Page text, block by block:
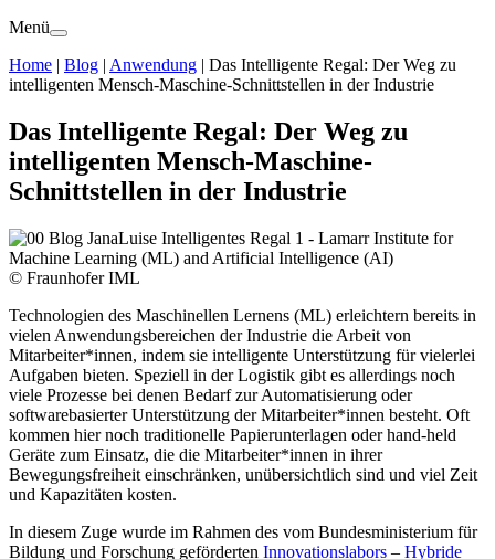
Menü
Home | Blog | Anwendung | Das Intelligente Regal: Der Weg zu
intelligenten Mensch-Maschine-Schnittstellen in der Industrie
Das Intelligente Regal: Der Weg zu
intelligenten Mensch-Maschine-
Schnittstellen in der Industrie
© Fraunhofer IML
Technologien des Maschinellen Lernens (ML) erleichtern bereits in
vielen Anwendungsbereichen der Industrie die Arbeit von
Mitarbeiter*innen, indem sie intelligente Unterstützung für vielerlei
Aufgaben bieten. Speziell in der Logistik gibt es allerdings noch
viele Prozesse bei denen Bedarf zur Automatisierung oder
softwarebasierter Unterstützung der Mitarbeiter*innen besteht. Oft
kommen hier noch traditionelle Papierunterlagen oder hand-held
Geräte zum Einsatz, die die Mitarbeiter*innen in ihrer
Bewegungsfreiheit einschränken, unübersichtlich sind und viel Zeit
und Kapazitäten kosten.
In diesem Zuge wurde im Rahmen des vom Bundesministerium für
Bildung und Forschung geförderten Innovationslabors – Hybride